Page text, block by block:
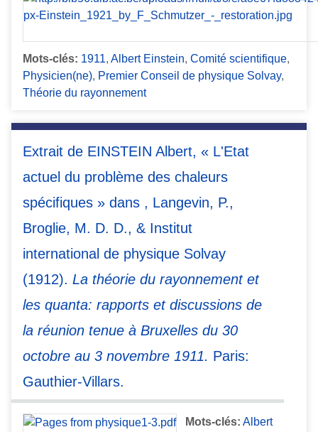
Mots-clés: 1911, Albert Einstein, Comité scientifique,
Physicien(ne), Premier Conseil de physique Solvay,
Théorie du rayonnement
Extrait de EINSTEIN Albert, « L'Etat
actuel du problème des chaleurs
spécifiques » dans , Langevin, P.,
Broglie, M. D. D., & Institut
international de physique Solvay
(1912). La théorie du rayonnement et
les quanta: rapports et discussions de
la réunion tenue à Bruxelles du 30
octobre au 3 novembre 1911. Paris:
Gauthier-Villars.
Mots-clés: Albert